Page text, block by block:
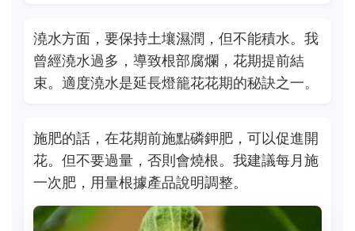
澆水方面，要保持土壤濕潤，但不能積水。我
曾經澆水過多，導致根部腐爛，花期提前結
束。適度澆水是延長燈籠花花期的秘訣之一。
施肥的話，在花期前施點磷鉀肥，可以促進開
花。但不要過量，否則會燒根。我建議每月施
一次肥，用量根據產品說明調整。